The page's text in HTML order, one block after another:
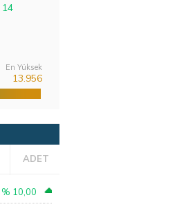
14
En Yüksek
13.956
ADET
% 10,00